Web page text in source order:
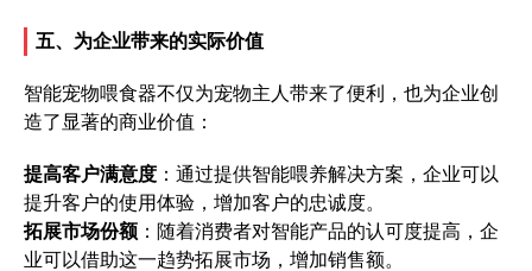
五、为企业带来的实际价值
智能宠物喂食器不仅为宠物主人带来了便利，也为企业创
造了显著的商业价值：
提高客户满意度 ：通过提供智能喂养解决方案，企业可以
提升客户的使用体验，增加客户的忠诚度。
拓展市场份额 ：随着消费者对智能产品的认可度提高，企
业可以借助这一趋势拓展市场，增加销售额。